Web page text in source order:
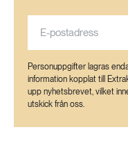
Personuppgifter lagras
information kopplat till
upp nyhetsbrevet, vilket
utskick från oss.